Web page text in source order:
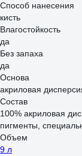
Способ нанесения
кисть
Влагостойкость
да
Без запаха
да
Основа
акриловая
Состав
100% акриловая
пигменты,
Объем
9 л